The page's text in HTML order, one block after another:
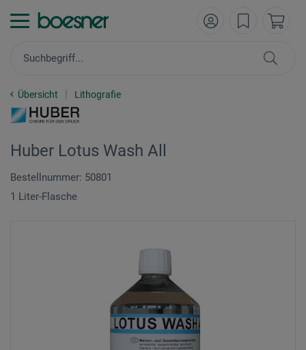
Übersicht Lithografie
Huber Lotus Wash All
Bestellnummer: 50801
1 Liter-Flasche